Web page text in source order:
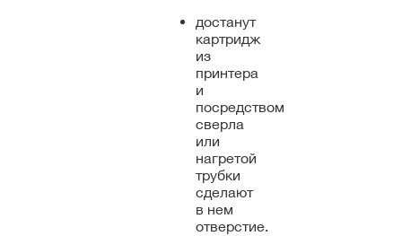
достанут
картридж
из
принтера
и
посредством
сверла
или
нагретой
трубки
сделают
в нем
отверстие.